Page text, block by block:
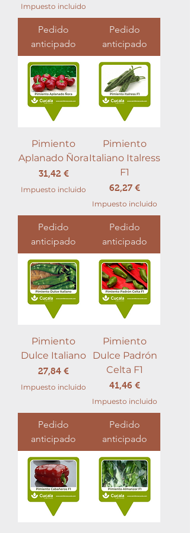
Impuesto incluido
Pedido
anticipado
Pedido
anticipado
Pimiento
Aplanado Ñora
Precio
31,42 €
Impuesto incluido
Pedido
anticipado
Pimiento
Italiano Italress
F1
Precio
62,27 €
Impuesto incluido
Pedido
anticipado
Pimiento
Dulce Italiano
Precio
27,84 €
Impuesto incluido
Pedido
anticipado
Pimiento
Dulce Padrón
Celta F1
Precio
41,46 €
Impuesto incluido
Pedido
anticipado